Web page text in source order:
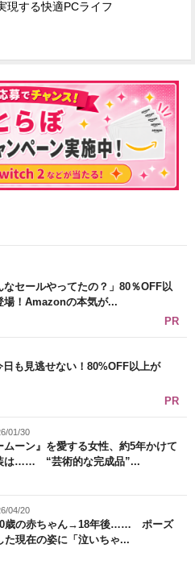
現する快適PCライフ
なセールやってたの？」80％OFF以
場！Amazonの本気が...
PR
も見逃せない！80%OFF以上が
PR
01/30
ムーン』を愛する女性、約5年かけて
は…… “芸術的な完成品”...
04/20
0歳の赤ちゃん→18年後…… ポーズ
た現在の姿に「泣いちゃ...